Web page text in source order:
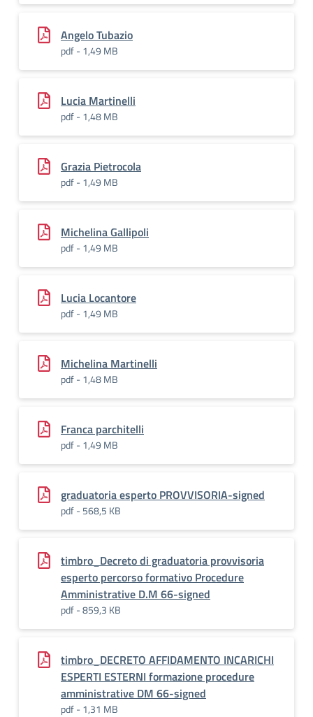
Angelo Tubazio
pdf - 1,49 MB
Lucia Martinelli
pdf - 1,48 MB
Grazia Pietrocola
pdf - 1,49 MB
Michelina Gallipoli
pdf - 1,49 MB
Lucia Locantore
pdf - 1,49 MB
Michelina Martinelli
pdf - 1,48 MB
Franca parchitelli
pdf - 1,49 MB
graduatoria esperto PROVVISORIA-signed
pdf - 568,5 KB
timbro_Decreto di graduatoria provvisoria
esperto percorso formativo Procedure
Amministrative D.M 66-signed
pdf - 859,3 KB
timbro_DECRETO AFFIDAMENTO INCARICHI
ESPERTI ESTERNI formazione procedure
amministrative DM 66-signed
pdf - 1,31 MB